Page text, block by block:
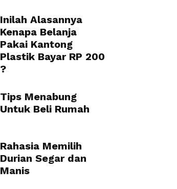
Inilah Alasannya
Kenapa Belanja
Pakai Kantong
Plastik Bayar RP 200
?
Tips Menabung
Untuk Beli Rumah
Rahasia Memilih
Durian Segar dan
Manis